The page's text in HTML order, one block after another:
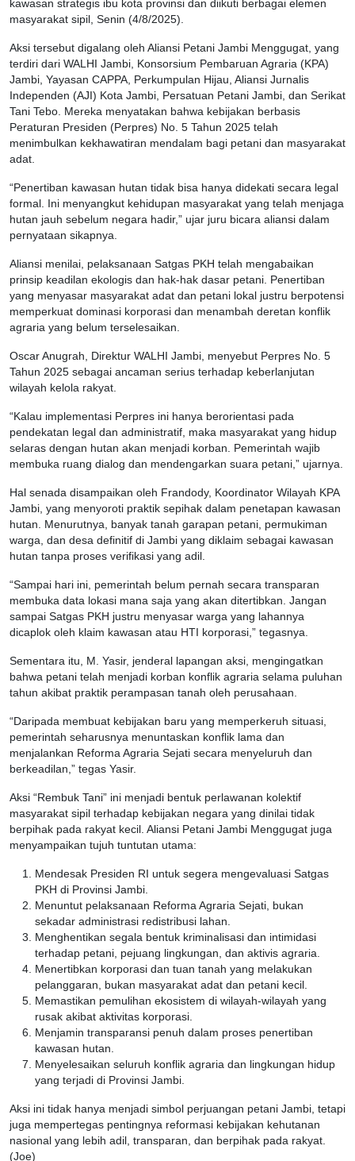
kawasan strategis ibu kota provinsi dan diikuti berbagai elemen
masyarakat sipil, Senin (4/8/2025).
Aksi tersebut digalang oleh Aliansi Petani Jambi Menggugat, yang
terdiri dari WALHI Jambi, Konsorsium Pembaruan Agraria (KPA)
Jambi, Yayasan CAPPA, Perkumpulan Hijau, Aliansi Jurnalis
Independen (AJI) Kota Jambi, Persatuan Petani Jambi, dan Serikat
Tani Tebo. Mereka menyatakan bahwa kebijakan berbasis
Peraturan Presiden (Perpres) No. 5 Tahun 2025 telah
menimbulkan kekhawatiran mendalam bagi petani dan masyarakat
adat.
“Penertiban kawasan hutan tidak bisa hanya didekati secara legal
formal. Ini menyangkut kehidupan masyarakat yang telah menjaga
hutan jauh sebelum negara hadir,” ujar juru bicara aliansi dalam
pernyataan sikapnya.
Aliansi menilai, pelaksanaan Satgas PKH telah mengabaikan
prinsip keadilan ekologis dan hak-hak dasar petani. Penertiban
yang menyasar masyarakat adat dan petani lokal justru berpotensi
memperkuat dominasi korporasi dan menambah deretan konflik
agraria yang belum terselesaikan.
Oscar Anugrah, Direktur WALHI Jambi, menyebut Perpres No. 5
Tahun 2025 sebagai ancaman serius terhadap keberlanjutan
wilayah kelola rakyat.
“Kalau implementasi Perpres ini hanya berorientasi pada
pendekatan legal dan administratif, maka masyarakat yang hidup
selaras dengan hutan akan menjadi korban. Pemerintah wajib
membuka ruang dialog dan mendengarkan suara petani,” ujarnya.
Hal senada disampaikan oleh Frandody, Koordinator Wilayah KPA
Jambi, yang menyoroti praktik sepihak dalam penetapan kawasan
hutan. Menurutnya, banyak tanah garapan petani, permukiman
warga, dan desa definitif di Jambi yang diklaim sebagai kawasan
hutan tanpa proses verifikasi yang adil.
“Sampai hari ini, pemerintah belum pernah secara transparan
membuka data lokasi mana saja yang akan ditertibkan. Jangan
sampai Satgas PKH justru menyasar warga yang lahannya
dicaplok oleh klaim kawasan atau HTI korporasi,” tegasnya.
Sementara itu, M. Yasir, jenderal lapangan aksi, mengingatkan
bahwa petani telah menjadi korban konflik agraria selama puluhan
tahun akibat praktik perampasan tanah oleh perusahaan.
“Daripada membuat kebijakan baru yang memperkeruh situasi,
pemerintah seharusnya menuntaskan konflik lama dan
menjalankan Reforma Agraria Sejati secara menyeluruh dan
berkeadilan,” tegas Yasir.
Aksi “Rembuk Tani” ini menjadi bentuk perlawanan kolektif
masyarakat sipil terhadap kebijakan negara yang dinilai tidak
berpihak pada rakyat kecil. Aliansi Petani Jambi Menggugat juga
menyampaikan tujuh tuntutan utama:
Mendesak Presiden RI untuk segera mengevaluasi Satgas
PKH di Provinsi Jambi.
Menuntut pelaksanaan Reforma Agraria Sejati, bukan
sekadar administrasi redistribusi lahan.
Menghentikan segala bentuk kriminalisasi dan intimidasi
terhadap petani, pejuang lingkungan, dan aktivis agraria.
Menertibkan korporasi dan tuan tanah yang melakukan
pelanggaran, bukan masyarakat adat dan petani kecil.
Memastikan pemulihan ekosistem di wilayah-wilayah yang
rusak akibat aktivitas korporasi.
Menjamin transparansi penuh dalam proses penertiban
kawasan hutan.
Menyelesaikan seluruh konflik agraria dan lingkungan hidup
yang terjadi di Provinsi Jambi.
Aksi ini tidak hanya menjadi simbol perjuangan petani Jambi, tetapi
juga mempertegas pentingnya reformasi kebijakan kehutanan
nasional yang lebih adil, transparan, dan berpihak pada rakyat.
(Joe)